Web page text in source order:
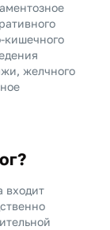
кишечного
желчного
входит